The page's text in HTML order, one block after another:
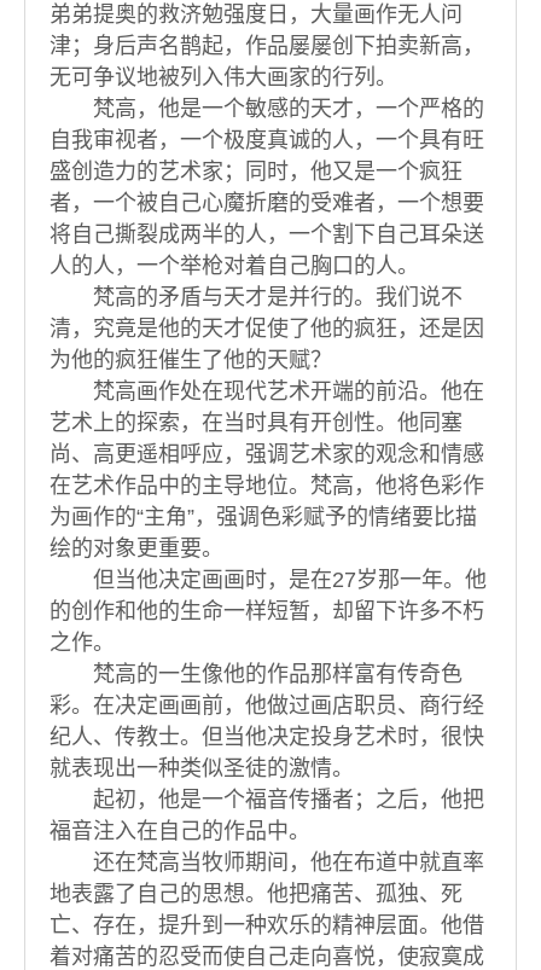
弟弟提奥的救济勉强度日，大量画作无人问
津；身后声名鹊起，作品屡屡创下拍卖新高，
无可争议地被列入伟大画家的行列。
梵高，他是一个敏感的天才，一个严格的
自我审视者，一个极度真诚的人，一个具有旺
盛创造力的艺术家；同时，他又是一个疯狂
者，一个被自己心魔折磨的受难者，一个想要
将自己撕裂成两半的人，一个割下自己耳朵送
人的人，一个举枪对着自己胸口的人。
梵高的矛盾与天才是并行的。我们说不
清，究竟是他的天才促使了他的疯狂，还是因
为他的疯狂催生了他的天赋？
梵高画作处在现代艺术开端的前沿。他在
艺术上的探索，在当时具有开创性。他同塞
尚、高更遥相呼应，强调艺术家的观念和情感
在艺术作品中的主导地位。梵高，他将色彩作
为画作的“主角”，强调色彩赋予的情绪要比描
绘的对象更重要。
但当他决定画画时，是在27岁那一年。他
的创作和他的生命一样短暂，却留下许多不朽
之作。
梵高的一生像他的作品那样富有传奇色
彩。在决定画画前，他做过画店职员、商行经
纪人、传教士。但当他决定投身艺术时，很快
就表现出一种类似圣徒的激情。
起初，他是一个福音传播者；之后，他把
福音注入在自己的作品中。
还在梵高当牧师期间，他在布道中就直率
地表露了自己的思想。他把痛苦、孤独、死
亡、存在，提升到一种欢乐的精神层面。他借
着对痛苦的忍受而使自己走向喜悦，使寂寞成